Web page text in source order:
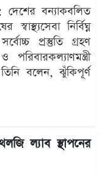
দেশের বন্যাকবলিত
নির্বিঘ্ন
প্রস্তুতি গ্রহণ
বলেন, ঝুঁকিপূর্ণ
ল্যাব স্থাপনের